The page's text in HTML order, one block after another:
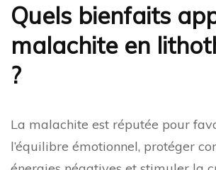
Quels bienfaits
malachite en
?
La malachite est réputée pour
l’équilibre émotionnel, protéger